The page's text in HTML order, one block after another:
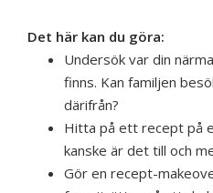
Det här kan du göra:
Undersök var din
finns. Kan familjen
därifrån?
Hitta på ett recept på
kanske är det till och
Gör en recept-